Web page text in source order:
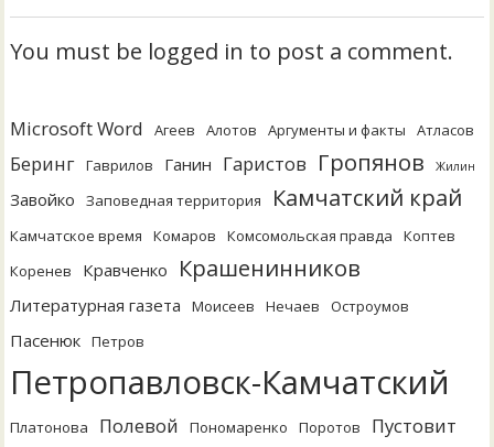
You must be logged in to post a comment.
Microsoft Word Агеев Алотов Аргументы и факты Атласов
Беринг Гаврилов Ганин Гаристов Гропянов Жилин
Завойко Заповедная территория Камчатский край
Камчатское время Комаров Комсомольская правда
Коптев
Коренев
Кравченко Крашенинников
Литературная газета Моисеев Нечаев Остроумов
Пасенюк Петров
Петропавловск-Камчатский
Платонова Полевой Пономаренко Поротов
Пустовит